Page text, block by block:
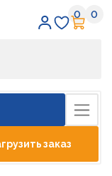
0 0
заказ